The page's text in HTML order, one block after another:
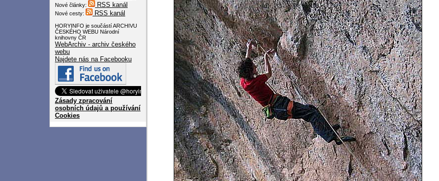
Nové články:
RSS kanál
Nové cesty: RSS kanál
HORYINFO je součástí ARCHIVU
ČESKÉHO WEBU Národní
knihovny ČR
WebArchiv - archiv českého
webu
Najdete nás na Facebooku
Zásady zpracování
osobních údajů a používání
Cookies